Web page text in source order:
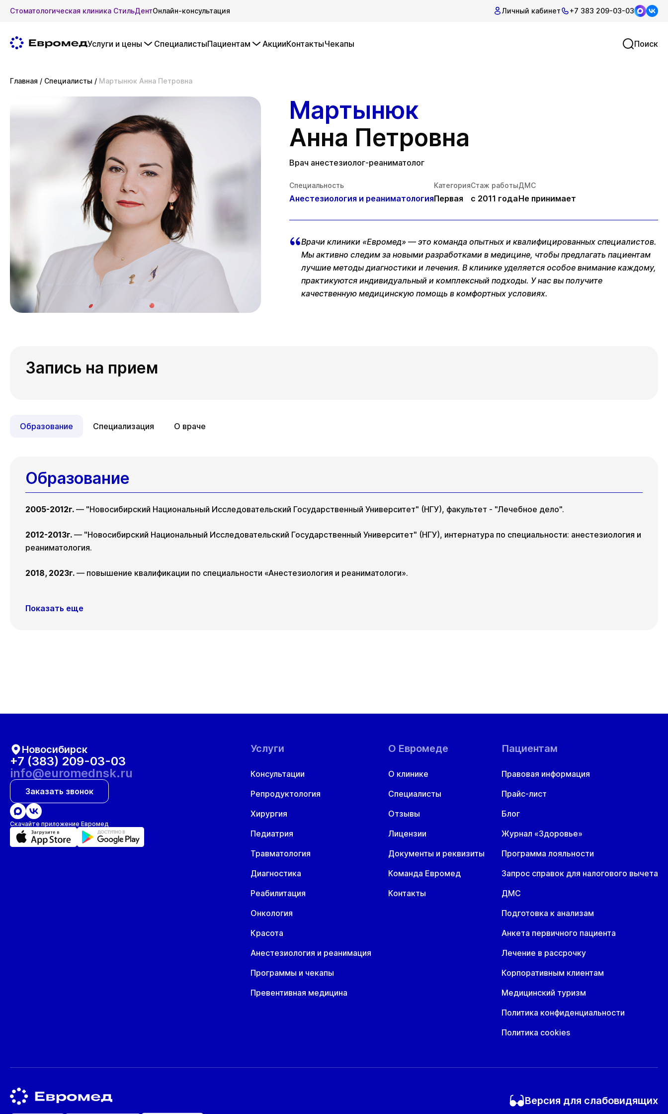
Стоматологическая клиника СтильДентОнлайн-консультация Личный кабинет +7 383 209-03-03
Услуги и цены СпециалистыПациентам АкцииКонтактыЧекапы Поиск
Главная / Специалисты / Мартынюк Анна Петровна
Мартынюк
Анна Петровна
Врач анестезиолог-реаниматолог
Специальность
Анестезиология и реаниматология
Категория
Первая
Стаж работы
с 2011 года
ДМС
Не принимает
Врачи клиники «Евромед» — это команда опытных и квалифицированных специалистов.
Мы активно следим за новыми разработками в медицине, чтобы предлагать пациентам
лучшие методы диагностики и лечения. В клинике уделяется особое внимание каждому,
практикуются индивидуальный и комплексный подходы. У нас вы получите
качественную медицинскую помощь в комфортных условиях.
Запись на прием
Образование Специализация О враче
Образование
2005-2012г. — "Новосибирский Национальный Исследовательский Государственный Университет" (НГУ), факультет - "Лечебное дело".
2012-2013г. — "Новосибирский Национальный Исследовательский Государственный Университет" (НГУ), интернатура по специальности: анестезиология и
реаниматология.
2018, 2023г. — повышение квалификации по специальности «Анестезиология и реаниматологи».
Показать еще
Новосибирск
+7 (383) 209-03-03
info@euromednsk.ru
Заказать звонок
Скачайте приложение Евромед
Услуги
Консультации
Репродуктология
Хирургия
Педиатрия
Травматология
Диагностика
Реабилитация
Онкология
Красота
Анестезиология и реанимация
Программы и чекапы
Превентивная медицина
О Евромеде
О клинике
Специалисты
Отзывы
Лицензии
Документы и реквизиты
Команда Евромед
Контакты
Пациентам
Правовая информация
Прайс-лист
Блог
Журнал «Здоровье»
Программа лояльности
Запрос справок для налогового вычета
ДМС
Подготовка к анализам
Анкета первичного пациента
Лечение в рассрочку
Корпоративным клиентам
Медицинский туризм
Политика конфиденциальности
Политика cookies
Версия для слабовидящих